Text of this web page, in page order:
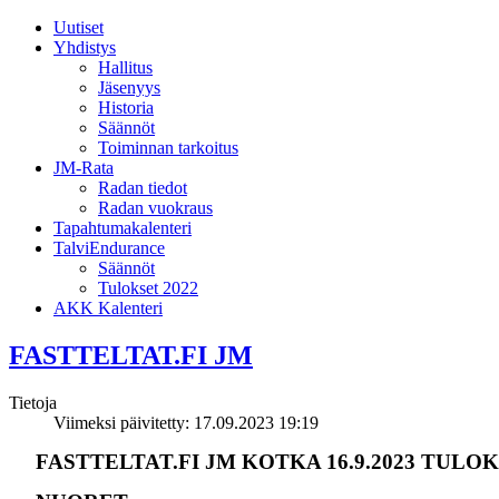
Uutiset
Yhdistys
Hallitus
Jäsenyys
Historia
Säännöt
Toiminnan tarkoitus
JM-Rata
Radan tiedot
Radan vuokraus
Tapahtumakalenteri
TalviEndurance
Säännöt
Tulokset 2022
AKK Kalenteri
FASTTELTAT.FI JM
Tietoja
Viimeksi päivitetty: 17.09.2023 19:19
FASTTELTAT.FI JM KOTKA 16.9.2023